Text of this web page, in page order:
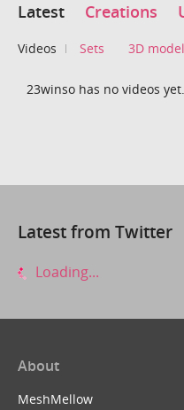
Latest Creations
Videos Sets 3D
23winso has no videos yet.
Latest from Twitter
Loading...
About
MeshMellow